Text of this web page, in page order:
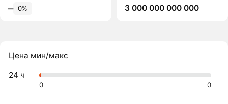
‒ 0%
3 000 000 000 000
Цена мин/макс
24 ч
0 0